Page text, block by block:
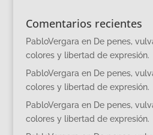
Comentarios recientes
PabloVergara en De penes,
colores y libertad de expresión.
PabloVergara en De penes,
colores y libertad de expresión.
PabloVergara en De penes,
colores y libertad de expresión.